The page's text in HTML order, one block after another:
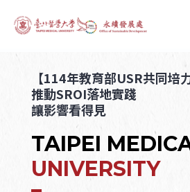
【114年教育部USR共同培
推動SROI落地實踐
讓影響看得見
TAIPEI
UNIVERSITY